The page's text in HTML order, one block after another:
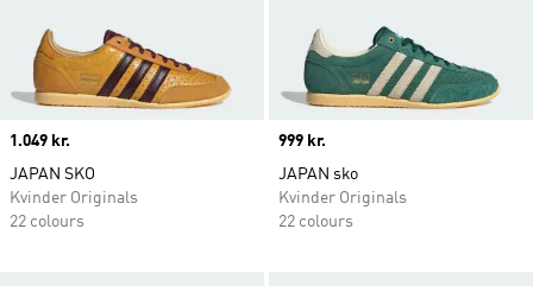
Price
1.049 kr.
JAPAN SKO
Kvinder Originals
22 colours
Price
999 kr.
JAPAN sko
Kvinder Originals
22 colours